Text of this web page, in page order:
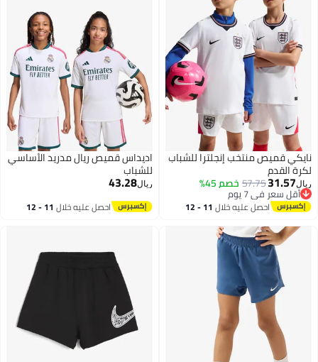
نايكي قميص منتخب إنجلترا للشباب
لكرة القدم
ريال31.57
57.75خصم 45%
أقل سعر في 7 يوم
أقل سعر في 7 يوماحصل عليه خلال 11 - 12
اديداس قميص ريال مدريد الأساسي
للشباب
ريال43.28
احصل عليه خلال 11 - 12